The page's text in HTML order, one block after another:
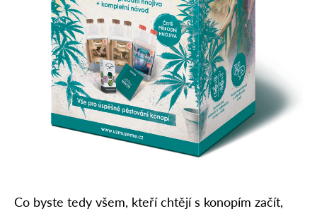
Co byste tedy všem, kteří chtějí s konopím začít,